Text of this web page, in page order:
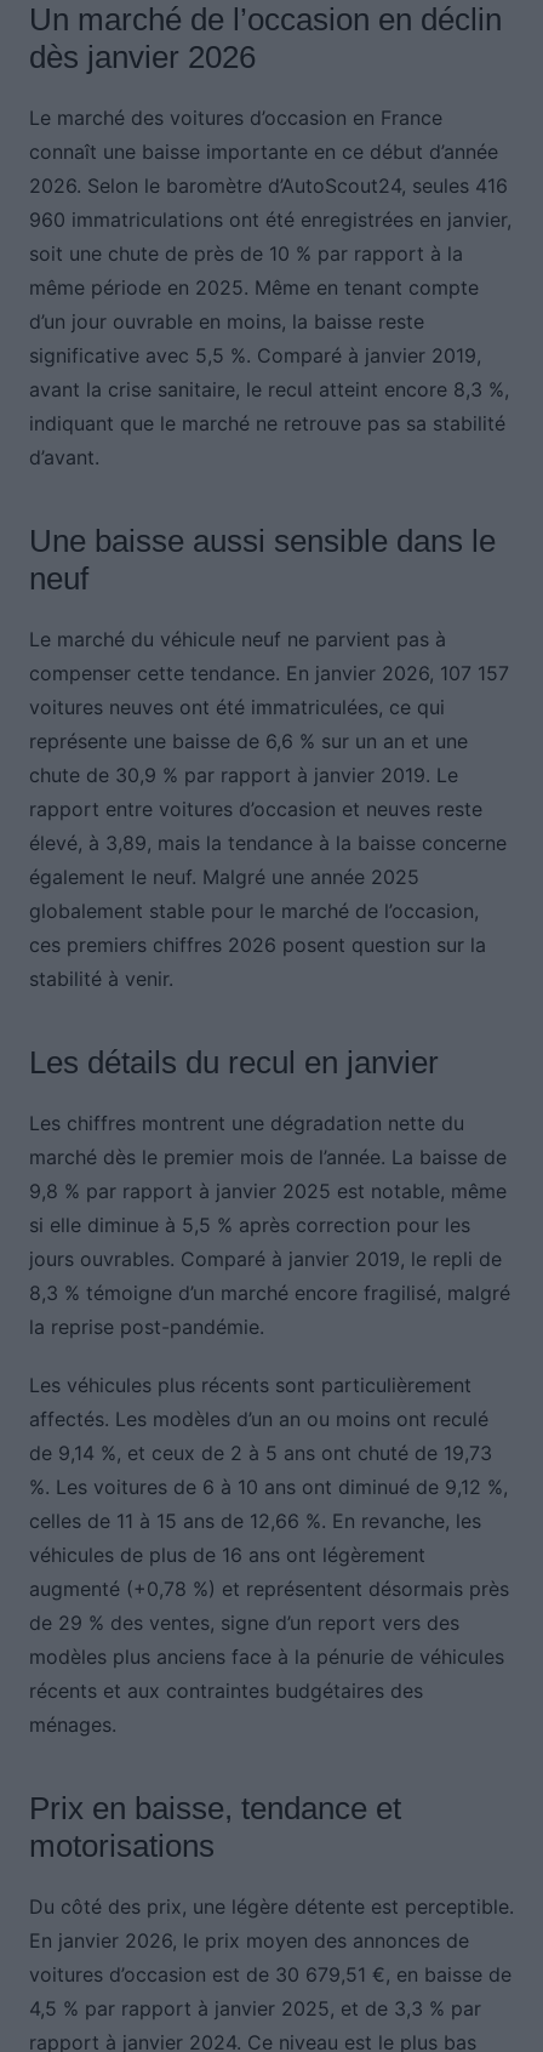
Un marché de l’occasion en déclin
dès janvier 2026
Le marché des voitures d’occasion en France
connaît une baisse importante en ce début d’année
2026. Selon le baromètre d’AutoScout24, seules 416
960 immatriculations ont été enregistrées en janvier,
soit une chute de près de 10 % par rapport à la
même période en 2025. Même en tenant compte
d’un jour ouvrable en moins, la baisse reste
significative avec 5,5 %. Comparé à janvier 2019,
avant la crise sanitaire, le recul atteint encore 8,3 %,
indiquant que le marché ne retrouve pas sa stabilité
d’avant.
Une baisse aussi sensible dans le
neuf
Le marché du véhicule neuf ne parvient pas à
compenser cette tendance. En janvier 2026, 107 157
voitures neuves ont été immatriculées, ce qui
représente une baisse de 6,6 % sur un an et une
chute de 30,9 % par rapport à janvier 2019. Le
rapport entre voitures d’occasion et neuves reste
élevé, à 3,89, mais la tendance à la baisse concerne
également le neuf. Malgré une année 2025
globalement stable pour le marché de l’occasion,
ces premiers chiffres 2026 posent question sur la
stabilité à venir.
Les détails du recul en janvier
Les chiffres montrent une dégradation nette du
marché dès le premier mois de l’année. La baisse de
9,8 % par rapport à janvier 2025 est notable, même
si elle diminue à 5,5 % après correction pour les
jours ouvrables. Comparé à janvier 2019, le repli de
8,3 % témoigne d’un marché encore fragilisé, malgré
la reprise post-pandémie.
Les véhicules plus récents sont particulièrement
affectés. Les modèles d’un an ou moins ont reculé
de 9,14 %, et ceux de 2 à 5 ans ont chuté de 19,73
%. Les voitures de 6 à 10 ans ont diminué de 9,12 %,
celles de 11 à 15 ans de 12,66 %. En revanche, les
véhicules de plus de 16 ans ont légèrement
augmenté (+0,78 %) et représentent désormais près
de 29 % des ventes, signe d’un report vers des
modèles plus anciens face à la pénurie de véhicules
récents et aux contraintes budgétaires des
ménages.
Prix en baisse, tendance et
motorisations
Du côté des prix, une légère détente est perceptible.
En janvier 2026, le prix moyen des annonces de
voitures d’occasion est de 30 679,51 €, en baisse de
4,5 % par rapport à janvier 2025, et de 3,3 % par
rapport à janvier 2024. Ce niveau est le plus bas